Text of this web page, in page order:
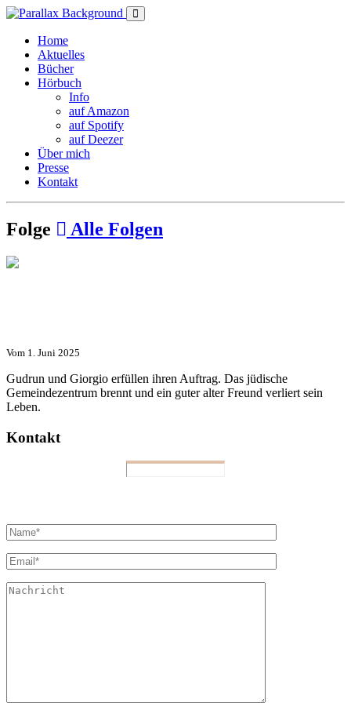
Home
Aktuelles
Bücher
Hörbuch
Info
auf Amazon
auf Spotify
auf Deezer
Über mich
Presse
Kontakt
Folge Alle Folgen
Vom 1. Juni 2025
Gudrun und Giorgio erfüllen ihren Auftrag. Das jüdische
Gemeindezentrum brennt und ein guter alter Freund verliert sein
Leben.
Kontakt